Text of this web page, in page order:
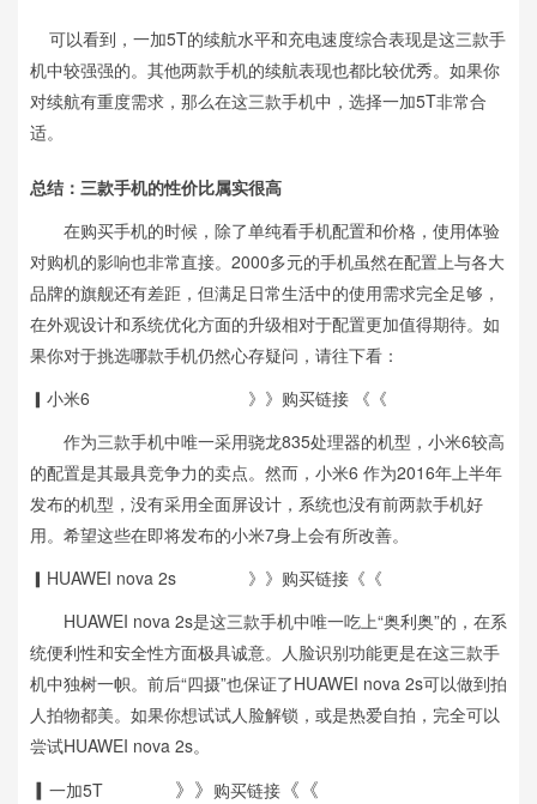
可以看到，一加5T的续航水平和充电速度综合表现是这三款手
机中较强强的。其他两款手机的续航表现也都比较优秀。如果你
对续航有重度需求，那么在这三款手机中，选择一加5T非常合
适。
总结：三款手机的性价比属实很高
在购买手机的时候，除了单纯看手机配置和价格，使用体验
对购机的影响也非常直接。2000多元的手机虽然在配置上与各大
品牌的旗舰还有差距，但满足日常生活中的使用需求完全足够，
在外观设计和系统优化方面的升级相对于配置更加值得期待。如
果你对于挑选哪款手机仍然心存疑问，请往下看：
▎小米6 》》购买链接 《《
作为三款手机中唯一采用骁龙835处理器的机型，小米6较高
的配置是其最具竞争力的卖点。然而，小米6 作为2016年上半年
发布的机型，没有采用全面屏设计，系统也没有前两款手机好
用。希望这些在即将发布的小米7身上会有所改善。
▎HUAWEI nova 2s 》》购买链接《《
HUAWEI nova 2s是这三款手机中唯一吃上“奥利奥”的，在系
统便利性和安全性方面极具诚意。人脸识别功能更是在这三款手
机中独树一帜。前后“四摄”也保证了HUAWEI nova 2s可以做到拍
人拍物都美。如果你想试试人脸解锁，或是热爱自拍，完全可以
尝试HUAWEI nova 2s。
一加5T 》》 购买链接 《《